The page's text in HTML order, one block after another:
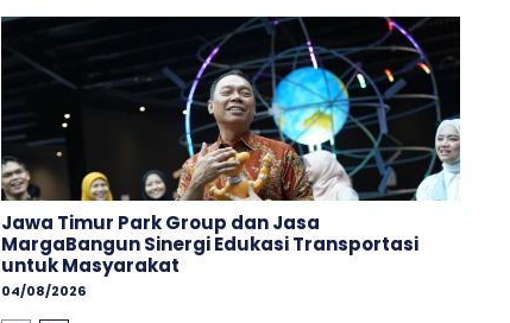
Jawa Timur Park Group dan Jasa
MargaBangun Sinergi Edukasi Transportasi
untuk Masyarakat
04/08/2026